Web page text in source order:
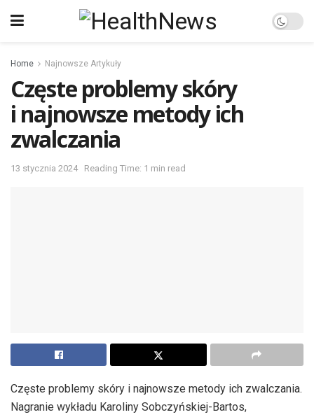
Home Najnowsze Artykuły
Częste problemy skóry
i najnowsze metody ich
zwalczania
13 stycznia 2024 Reading Time: 1 min read
Częste problemy skóry i najnowsze metody ich zwalczania.
Nagranie wykładu Karoliny Sobczyńskiej-Bartos,